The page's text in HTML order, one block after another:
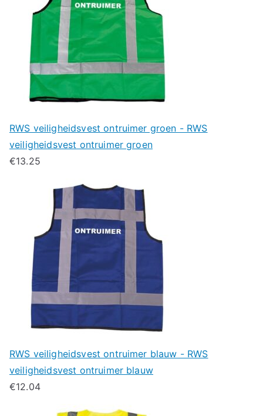
RWS veiligheidsvest ontruimer groen - RWS
veiligheidsvest ontruimer groen
€13.25
RWS veiligheidsvest ontruimer blauw - RWS
veiligheidsvest ontruimer blauw
€12.04